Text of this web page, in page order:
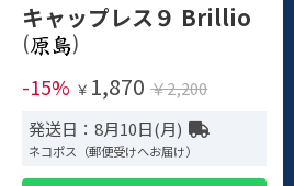
キャップレス９ Brillio
(
)
-15% ￥ 1,870 ￥2,200
発送日：8月10日(月)
ネコポス（郵便受けへお届け）